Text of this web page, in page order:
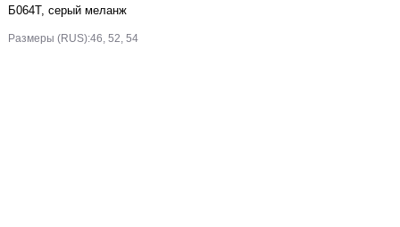
Б064Т, серый меланж
Размеры (RUS):46, 52, 54